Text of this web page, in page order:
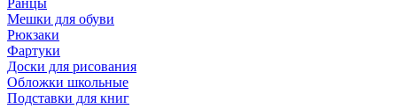
Ранцы
Мешки для обуви
Рюкзаки
Фартуки
Доски для рисования
Обложки школьные
Подставки для книг